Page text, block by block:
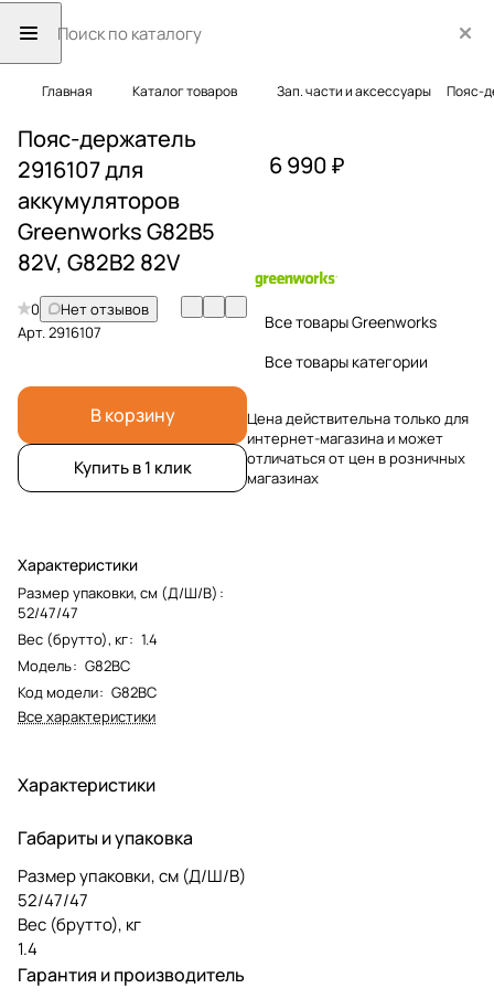
Главная Каталог товаров Зап. части и аксессуары Пояс-
Пояс-держатель
2916107 для
аккумуляторов
Greenworks G82B5
82V, G82B2 82V
0
Нет отзывов
Арт.2916107
В корзину
Купить в 1 клик
Характеристики
Размер упаковки, см (Д/Ш/В) :
52/47/47
Вес (брутто), кг: 1.4
Модель: G82BC
Код модели: G82BC
Все характеристики
6 990 ₽
Все товары Greenworks
Все товары категории
Цена действительна только для
интернет-магазина и может
отличаться от цен в розничных
магазинах
Характеристики
Габариты и упаковка
Размер упаковки, см (Д/Ш/В)
52/47/47
Вес (брутто), кг
1.4
Гарантия и производитель